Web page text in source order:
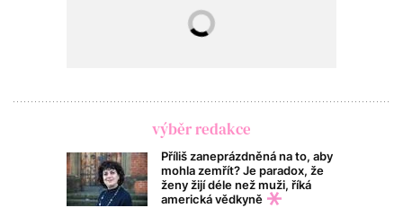
výběr redakce
Příliš zaneprázdněná na to, aby
mohla zemřít? Je paradox, že
ženy žijí déle než muži, říká
americká vědkyně